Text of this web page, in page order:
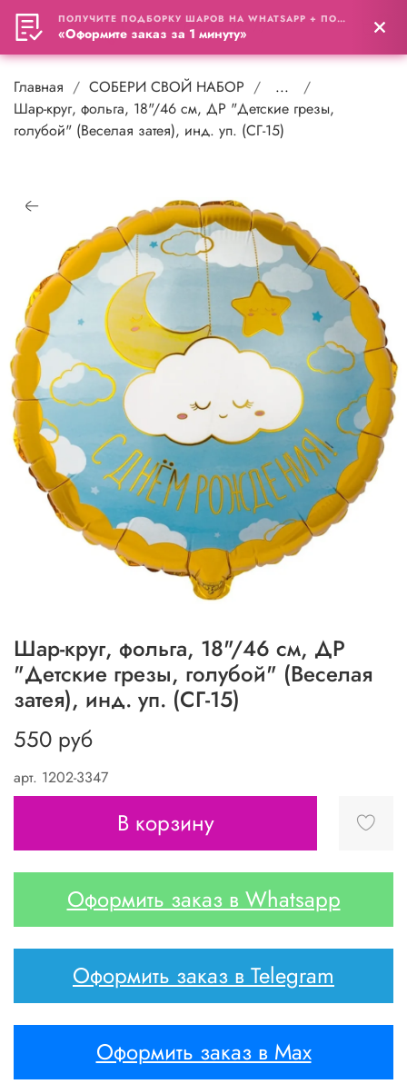
0
Главная СОБЕРИ СВОЙ НАБОР
...
Шар-круг, фольга, 18"/46 см, ДР "Детские грезы,
голубой" (Веселая затея), инд. уп. (СГ-15)
арт. 1202-3347
Шар-круг, фольга, 18"/46 см, ДР
"Детские грезы, голубой" (Веселая
затея), инд. уп. (СГ-15)
550 руб
В корзину
Оформить заказ в Whatsapp
Оформить заказ в Telegram
Оформить заказ в Max
ПОЛУЧИТЕ ПОДБОРКУ ШАРОВ НА WHATSAPP + ПОДАРОК
«Оформите заказ за 1 минуту»